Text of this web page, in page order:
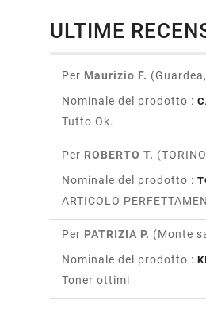
ULTIME
Per Maurizio F.
Nominale del prodotto :
Tutto Ok.
Per ROBERTO T.
Nominale del prodotto :
ARTICOLO
Per PATRIZIA P. (Monte
Nominale del prodotto :
Toner ottimi